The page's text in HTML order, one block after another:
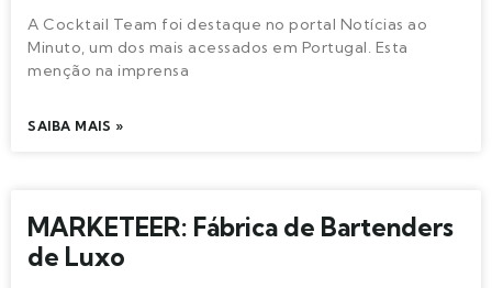
A Cocktail Team foi destaque no portal Notícias ao
Minuto, um dos mais acessados em Portugal. Esta
menção na imprensa
SAIBA MAIS »
MARKETEER: Fábrica de Bartenders
de Luxo